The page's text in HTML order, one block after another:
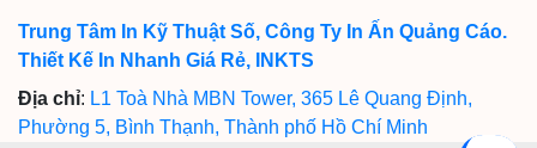
Trung Tâm In Kỹ Thuật Số, Công Ty In Ấn Quảng Cáo.
Thiết Kế In Nhanh Giá Rẻ, INKTS
Địa chỉ: L1 Toà Nhà MBN Tower, 365 Lê Quang Định,
Phường 5, Bình Thạnh, Thành phố Hồ Chí Minh